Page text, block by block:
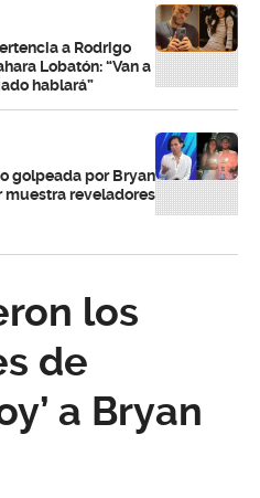
a Rodrigo
Lobatón: “Van a
hablará”
golpeada por Bryan
muestra reveladores
los
de
a Bryan